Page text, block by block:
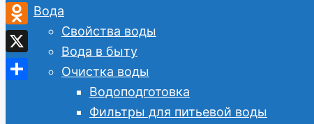
Вода
Свойства воды
Вода в быту
Очистка воды
Водоподготовка
Фильтры для питьевой воды
VK
Odnoklassniki
X